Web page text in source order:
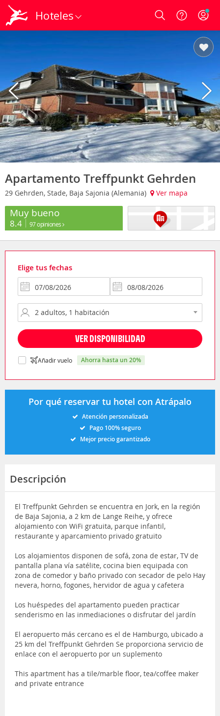
Hoteles Login
Apartamento Treffpunkt Gehrden
29 Gehrden, Stade, Baja Sajonia (Alemania) Ver mapa
Muy bueno
8.4 97 opiniones
Elige tus fechas
VER DISPONIBILIDAD
Añadir vuelo ahorra hasta un 20%
Por qué reservar tu hotel con Atrápalo
Atención personalizada
Pago 100% seguro
Mejor precio garantizado
Descripción
El Treffpunkt Gehrden se encuentra en Jork, en la región
de Baja Sajonia, a 2 km de Lange Reihe, y ofrece
alojamiento con WiFi gratuita, parque infantil,
restaurante y aparcamiento privado gratuito
Los alojamientos disponen de sofá, zona de estar, TV de
pantalla plana vía satélite, cocina bien equipada con
zona de comedor y baño privado con secador de pelo Hay
nevera, horno, fogones, hervidor de agua y cafetera
Los huéspedes del apartamento pueden practicar
senderismo en las inmediaciones o disfrutar del jardín
El aeropuerto más cercano es el de Hamburgo, ubicado a
25 km del Treffpunkt Gehrden Se proporciona servicio de
enlace con el aeropuerto por un suplemento
This apartment has a tile/marble floor, tea/coffee maker
and private entrance